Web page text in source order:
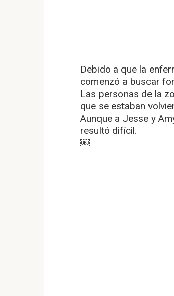
Debido a que la
comenzó a buscar
Las personas de la
que se estaban
Aunque a Jesse y
resultó difícil.
￼